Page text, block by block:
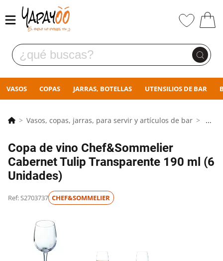
VASOS COPAS JARRAS, BOTELLAS UTENSILIOS DE BAR
Vasos, copas, jarras, para servir y artículos de bar ...
Copa de vino Chef&Sommelier
Cabernet Tulip Transparente 190 ml (6
Unidades)
Ref: S2703737 CHEF&SOMMELIER